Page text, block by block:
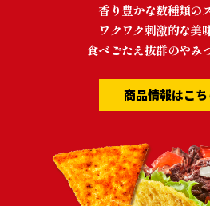
香り豊かな数種類の
ワクワク刺激的な美
食べごたえ抜群のやみ
商品情報はこち